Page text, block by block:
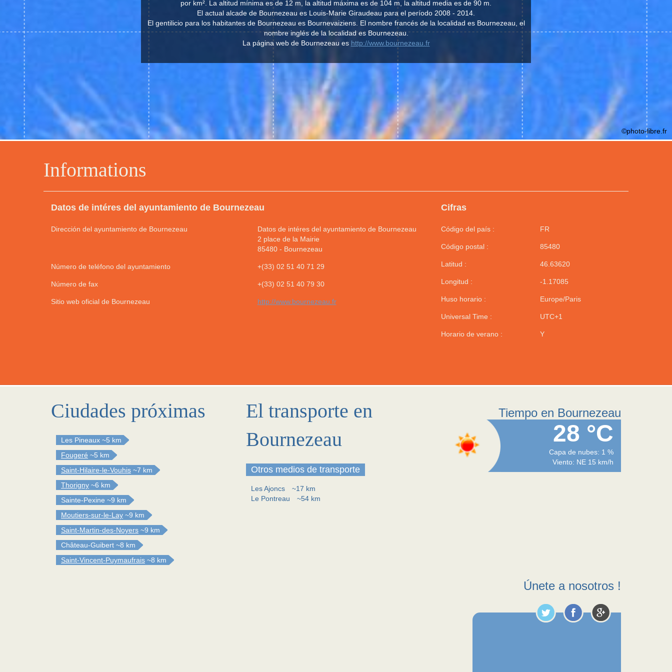
Informations
Datos de intéres del ayuntamiento de Bournezeau
Dirección del ayuntamiento de Bournezeau
Datos de intéres del ayuntamiento de Bournezeau
2 place de la Mairie
85480- Bournezeau
Número de teléfono del ayuntamiento +(33) 02 51 40 71 29
Número de fax +(33) 02 51 40 79 30
Sitio web oficial de Bournezeau http://www.bournezeau.fr
Cifras
Código del país : FR
Código postal : 85480
Latitud : 46.63620
Longitud : -1.17085
Huso horario : Europe/Paris
Universal Time : UTC+1
Horario de verano : Y
por km². La altitud mínima es de 12 m, la altitud máxima es de 104 m, la altitud media es de 90 m.
El actual alcade de Bournezeau es Louis-Marie Giraudeau para el período 2008 - 2014.
El gentilicio para los habitantes de Bournezeau es Bournevaiziens. El nombre francés de la localidad es Bournezeau, el
nombre inglés de la localidad es Bournezeau.
La página web de Bournezeau es http://www.bournezeau.fr
©photo-libre.fr
Ciudades próximas
Les Pineaux ~5 km
Fougeré ~5 km
Saint-Hilaire-le-Vouhis ~7 km
Thorigny ~6 km
Sainte-Pexine ~9 km
Moutiers-sur-le-Lay ~9 km
Saint-Martin-des-Noyers ~9 km
Château-Guibert ~8 km
Saint-Vincent-Puymaufrais ~8 km
El transporte en
Bournezeau
Otros medios de transporte
Les Ajoncs
~17 km
Le Pontreau
~54 km
Tiempo en Bournezeau
28 °C
Capa de nubes: 1 %
Viento: NE 15 km/h
Únete a nosotros !